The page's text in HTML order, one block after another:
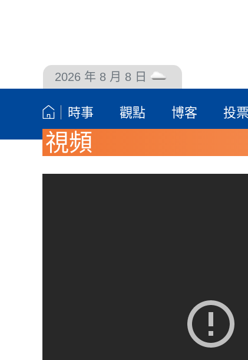
2026 年 8 月 8 日
時事 觀點 博客 投票
視頻